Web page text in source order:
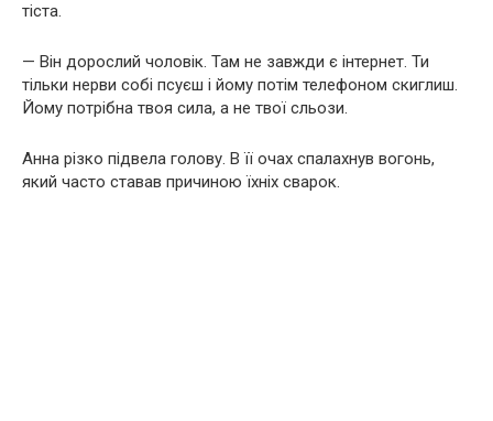
тіста.
— Він дорослий чоловік. Там не завжди є інтернет. Ти
тільки нерви собі псуєш і йому потім телефоном скиглиш.
Йому потрібна твоя сила, а не твої сльози.
Анна різко підвела голову. В її очах спалахнув вогонь,
який часто ставав причиною їхніх сварок.